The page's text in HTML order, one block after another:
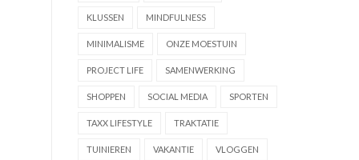
KLUSSEN MINDFULNESS
MINIMALISME ONZE MOESTUIN
PROJECT LIFE SAMENWERKING
SHOPPEN SOCIAL MEDIA SPORTEN
TAXX LIFESTYLE TRAKTATIE
TUINIEREN VAKANTIE VLOGGEN